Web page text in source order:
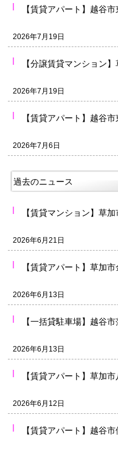
【賃貸アパート】越谷
2026年7月19日
【分譲賃貸マンション
2026年7月19日
【賃貸アパート】越谷
2026年7月6日
過去のニュース
【賃貸マンション】草
2026年6月21日
【賃貸アパート】草加
2026年6月13日
【一括貸駐車場】越谷
2026年6月13日
【賃貸アパート】草加
2026年6月12日
【賃貸アパート】越谷